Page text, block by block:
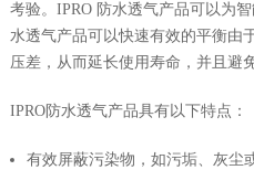
考验。IPRO 防水透气产品可以为
水透气产品可以快速有效的平衡由
压差，从而延长使用寿命，并且避
IPRO防水透气产品具有以下特点：
有效屏蔽污染物，如污垢、灰尘